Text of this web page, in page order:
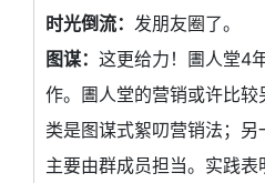
时光倒流： 发朋友圈了。
图谋： 这更给力！圕人堂4
作。圕人堂的营销或许比
类是图谋式絮叨营销法；另
主要由群成员担当。实践